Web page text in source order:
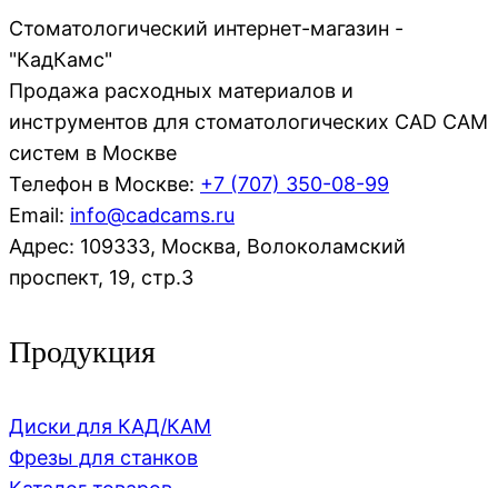
Стоматологический интернет-магазин -
"КадКамс"
Продажа расходных материалов и
инструментов для стоматологических CAD CAM
систем в Москве
Телефон в Москве: +7 (707) 350-08-99
Email: info@cadcams.ru
Адрес: 109333, Москва, Волоколамский
проспект, 19, стр.3
Продукция
Диски для КАД/КАМ
Фрезы для станков